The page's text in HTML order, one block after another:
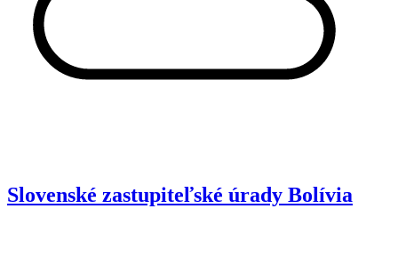
Slovenské zastupiteľské úrady Bolívia